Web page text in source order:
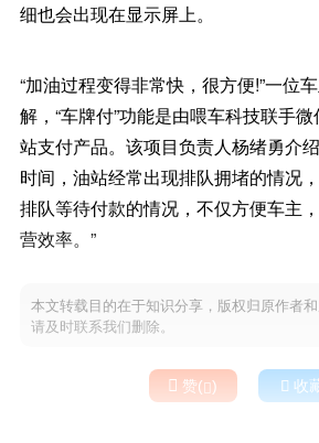
细也会出现在显示屏上。
“加油过程变得非常快，很方便!”一位
解，“车牌付”功能是由喂车科技联手
站支付产品。该项目负责人杨绪勇介
时间，油站经常出现排队拥堵的情况
排队等待付款的情况，不仅方便车主
营效率。”
本文转载目的在于知识分享，版权归原作者
请及时联系我们删除。
 赞()  收